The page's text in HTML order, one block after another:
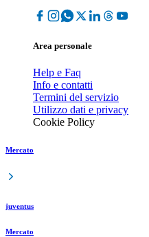
Area personale
Help e Faq
Info e contatti
Termini del servizio
Utilizzo dati e privacy
Cookie Policy
Mercato
juventus
Mercato